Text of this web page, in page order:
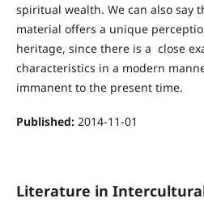
spiritual wealth. We can also say
material offers a unique
heritage, since there is a close
characteristics in a modern
immanent to the present time.
Published: 2014-11-01
Literature in